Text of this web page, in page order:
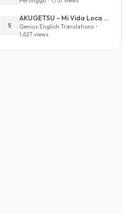
5
AKUGETSU - Mi Vida Loca (VIVINOS - ALNST Sub : Till Part.1)
Genius English Translations •
1,627 views